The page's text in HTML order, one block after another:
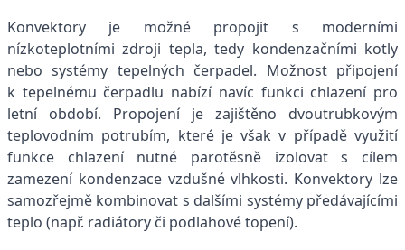
Konvektory je možné propojit s moderními
nízkoteplotními zdroji tepla, tedy kondenzačními kotly
nebo systémy tepelných čerpadel. Možnost připojení
k tepelnému čerpadlu nabízí navíc funkci chlazení pro
letní období. Propojení je zajištěno dvoutrubkovým
teplovodním potrubím, které je však v případě využití
funkce chlazení nutné parotěsně izolovat s cílem
zamezení kondenzace vzdušné vlhkosti. Konvektory lze
samozřejmě kombinovat s dalšími systémy předávajícími
teplo (např. radiátory či podlahové topení).